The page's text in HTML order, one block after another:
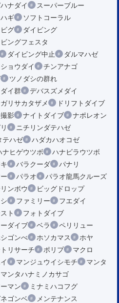
ナダイ
スーパーブルー
ギ
ソフトコーラル
グ
ダイビング
ングフェスタ
ダイビング中止
ダルマハゼ
ョウダイ
チンアナゴ
ツノダシの群れ
イ群
デバスズメダイ
ガリサカタザメ
ドリフトダイブ
影 ナイトダイブ
ナポレオン
ニチリンダテハゼ
テハゼ
ハダカハオコゼ
ナヒゲウツボ
ハナビラウツボ
バラクーダ
パナリ
パラオ
パラオ龍馬クルーズ
ンボウ
ビッグドロップ
ファミリー
フエダイ
ト
フォトダイブ
ダイブ ベラ
ペリリュー
ゴンべ ホソカマス
ホヤ
リサーチ ポリプ
マクロ
マンジュウイシモチ
マンタ
マンタハナミノカサゴ
マン
ミナミハコフグ
ネゴンベ
メンテナンス